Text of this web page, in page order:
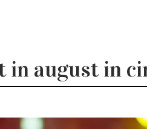
in august in